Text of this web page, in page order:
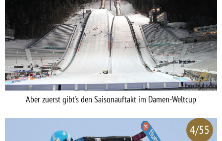
Aber zuerst gibt's den Saisonauftakt im Damen-Weltcup
4/55